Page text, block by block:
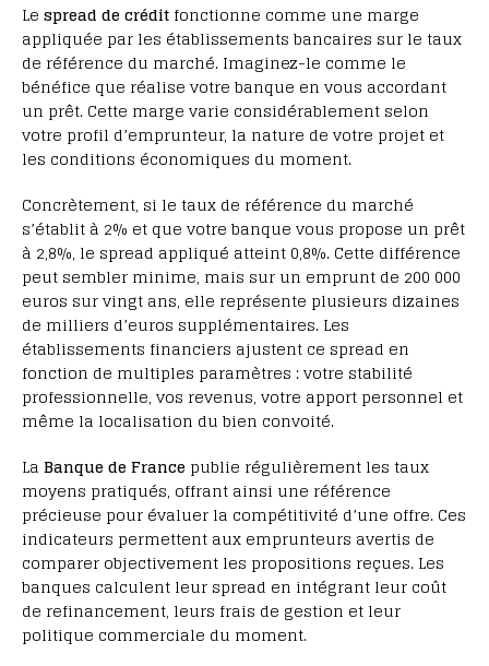
Le spread de crédit fonctionne comme une marge
appliquée par les établissements bancaires sur le taux
de référence du marché. Imaginez-le comme le
bénéfice que réalise votre banque en vous accordant
un prêt. Cette marge varie considérablement selon
votre profil d’emprunteur, la nature de votre projet et
les conditions économiques du moment.
Concrètement, si le taux de référence du marché
s’établit à 2% et que votre banque vous propose un prêt
à 2,8%, le spread appliqué atteint 0,8%. Cette différence
peut sembler minime, mais sur un emprunt de 200 000
euros sur vingt ans, elle représente plusieurs dizaines
de milliers d’euros supplémentaires. Les
établissements financiers ajustent ce spread en
fonction de multiples paramètres : votre stabilité
professionnelle, vos revenus, votre apport personnel et
même la localisation du bien convoité.
La Banque de France publie régulièrement les taux
moyens pratiqués, offrant ainsi une référence
précieuse pour évaluer la compétitivité d’une offre. Ces
indicateurs permettent aux emprunteurs avertis de
comparer objectivement les propositions reçues. Les
banques calculent leur spread en intégrant leur coût
de refinancement, leurs frais de gestion et leur
politique commerciale du moment.